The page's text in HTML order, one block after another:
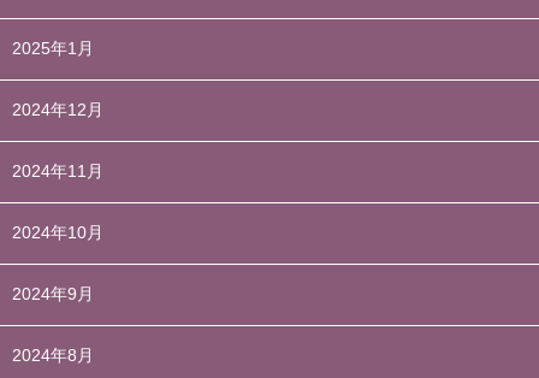
2025年1月
2024年12月
2024年11月
2024年10月
2024年9月
2024年8月